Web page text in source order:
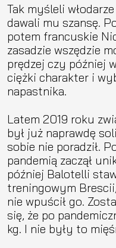
Tak myśleli
dawali mu szansę.
potem francuskie
zasadzie wszędzie
prędzej czy później
ciężki charakter i
napastnika.
Latem 2019 roku
był już naprawdę
sobie nie poradził.
pandemią zaczął
później Balotelli
treningowym
nie wpuścił go.
się, że po
kg. I nie były to